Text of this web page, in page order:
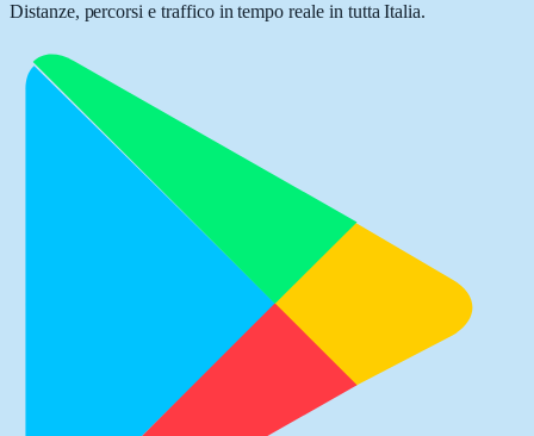
Distanze, percorsi e traffico in tempo reale in tutta Italia.